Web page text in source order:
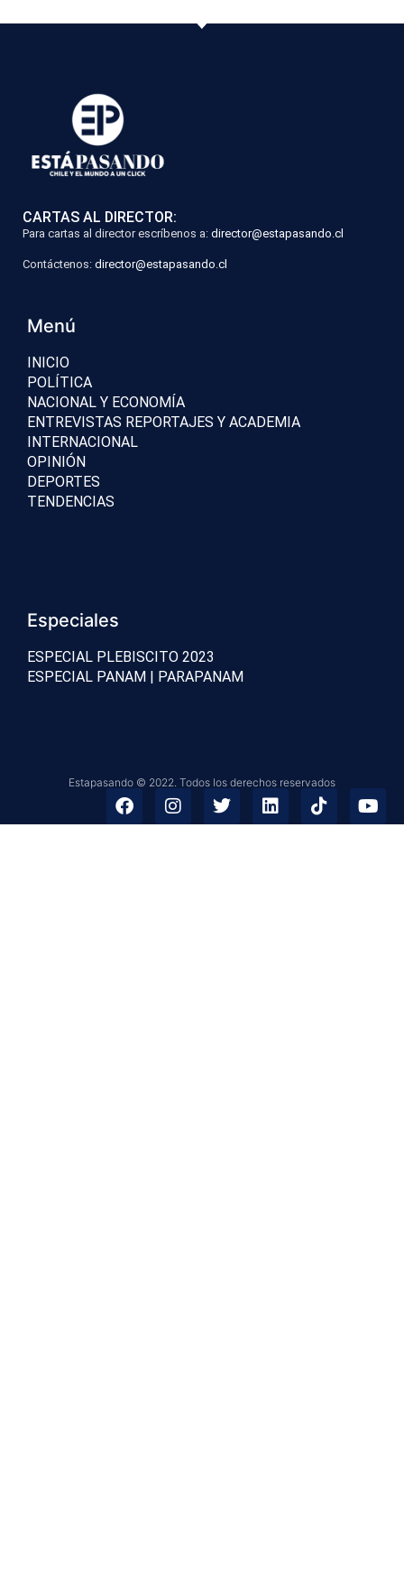
CARTAS AL DIRECTOR:
Para cartas al director escríbenos a: director@estapasando.cl
Contáctenos: director@estapasando.cl
Menú
INICIO
POLÍTICA
NACIONAL Y ECONOMÍA
ENTREVISTAS REPORTAJES Y ACADEMIA
INTERNACIONAL
OPINIÓN
DEPORTES
TENDENCIAS
Especiales
ESPECIAL PLEBISCITO 2023
ESPECIAL PANAM | PARAPANAM
Estapasando © 2022. Todos los derechos reservados